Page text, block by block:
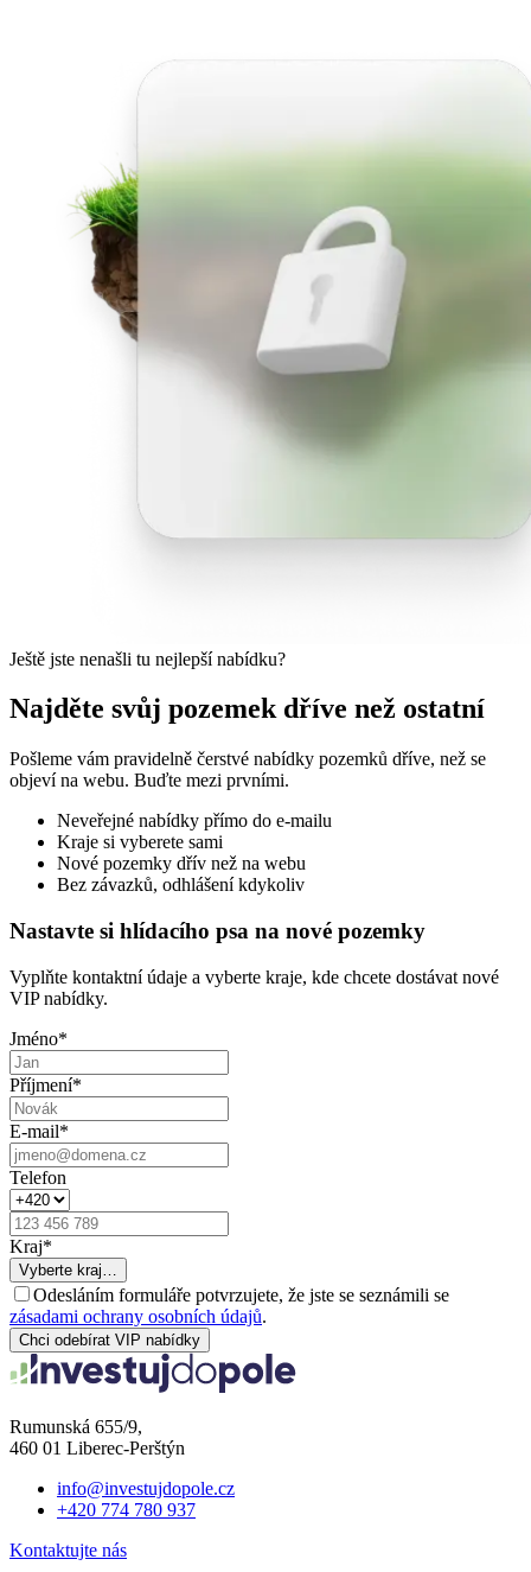
Ještě jste nenašli tu nejlepší nabídku?
Najděte svůj pozemek dříve než ostatní
Pošleme vám pravidelně čerstvé nabídky pozemků dříve, než se
objeví na webu. Buďte mezi prvními.
Neveřejné nabídky přímo do e-mailu
Kraje si vyberete sami
Nové pozemky dřív než na webu
Bez závazků, odhlášení kdykoliv
Nastavte si hlídacího psa na nové pozemky
Vyplňte kontaktní údaje a vyberte kraje, kde chcete dostávat nové
VIP nabídky.
Jméno*
Příjmení*
E-mail*
Telefon
Kraj*
Vyberte kraj…
Odesláním formuláře potvrzujete, že jste se seznámili se
zásadami ochrany osobních údajů.
Chci odebírat VIP nabídky
Rumunská 655/9,
460 01 Liberec-Perštýn
info@investujdopole.cz
+420 774 780 937
Kontaktujte nás